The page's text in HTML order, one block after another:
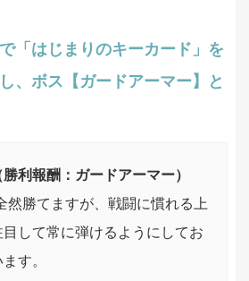
「はじまりのキーカード」を
、ボス【ガードアーマー】と
利報酬：ガードアーマー）
然勝てますが、戦闘に慣れる上
して常に弾けるようにしてお
す。